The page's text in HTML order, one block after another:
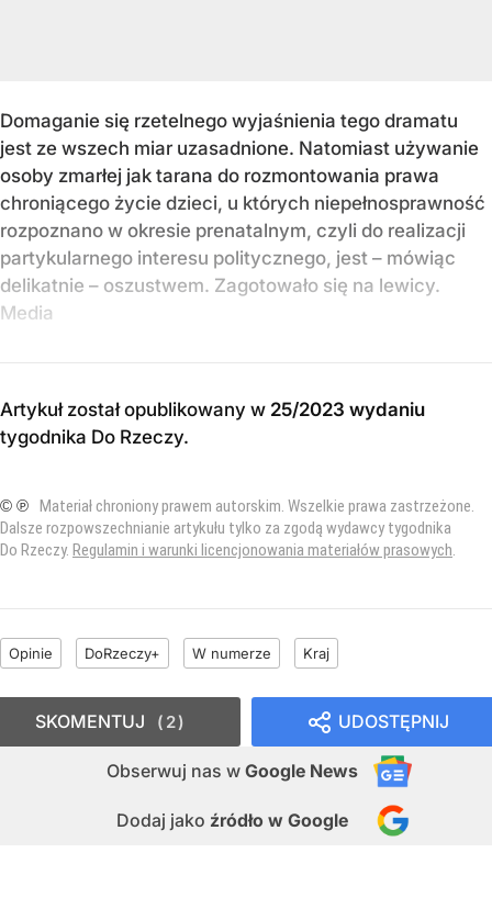
Domaganie się rzetelnego wyjaśnienia tego dramatu
jest ze wszech miar uzasadnione. Natomiast używanie
osoby zmarłej jak tarana do rozmontowania prawa
chroniącego życie dzieci, u których niepełnosprawność
rozpoznano w okresie prenatalnym, czyli do realizacji
partykularnego interesu politycznego, jest – mówiąc
delikatnie – oszustwem. Zagotowało się na lewicy.
Media
Artykuł został opublikowany w 25/2023 wydaniu
tygodnika Do Rzeczy.
© ℗ Materiał chroniony prawem autorskim. Wszelkie prawa zastrzeżone.
Dalsze rozpowszechnianie artykułu tylko za zgodą wydawcy tygodnika
Do Rzeczy. Regulamin i warunki licencjonowania materiałów prasowych.
Opinie DoRzeczy+ W numerze Kraj
UDOSTĘPNIJ
Obserwuj nas w Google News
Dodaj jako źródło w Google
SKOMENTUJ 2